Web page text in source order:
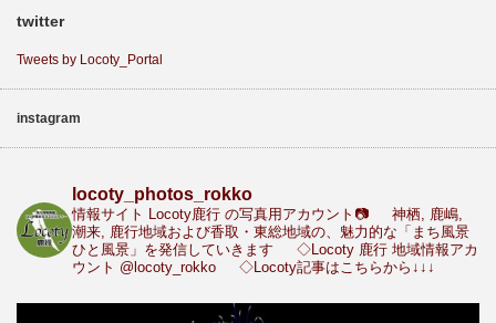
twitter
Tweets by Locoty_Portal
instagram
locoty_photos_rokko
情報サイト Locoty鹿行 の写真用アカウント📷
神栖, 鹿嶋,
潮来, 鹿行地域および香取・東総地域の、魅力的な「まち風景
ひと風景」を発信していきます
◇Locoty 鹿行 地域情報アカ
ウント @locoty_rokko ◇Locoty記事はこちらから↓↓↓